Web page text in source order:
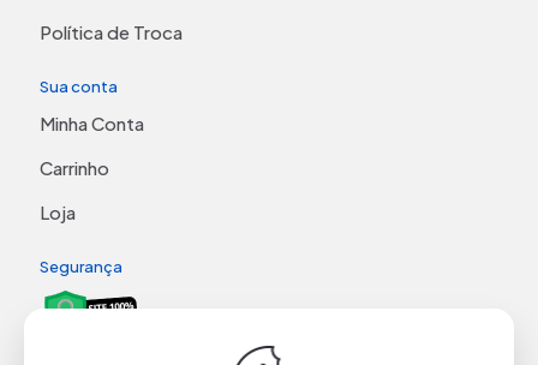
Política de Troca
Sua conta
Minha Conta
Carrinho
Loja
Segurança